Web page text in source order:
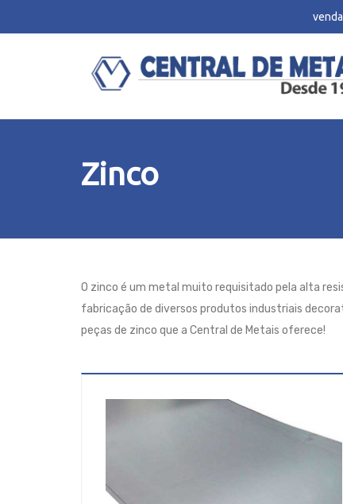
Zinco
O zinco é um metal muito requisitado pela alta
fabricação de diversos produtos industriais
peças de zinco que a Central de Metais oferece!